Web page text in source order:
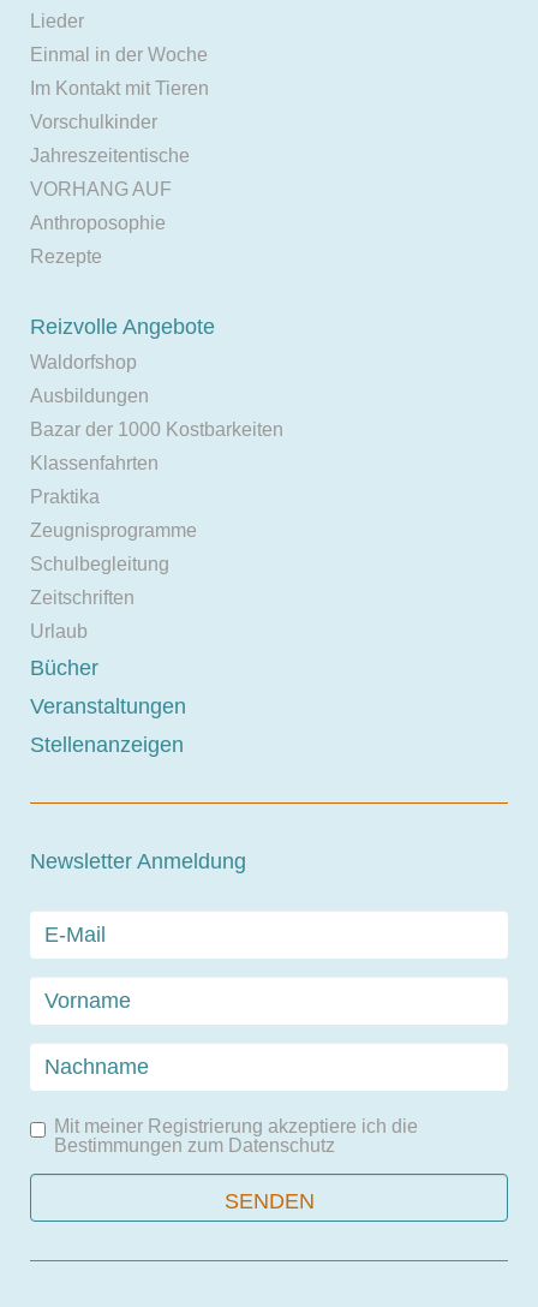
Lieder
Einmal in der Woche
Im Kontakt mit Tieren
Vorschulkinder
Jahreszeitentische
VORHANG AUF
Anthroposophie
Rezepte
Reizvolle Angebote
Waldorfshop
Ausbildungen
Bazar der 1000 Kostbarkeiten
Klassenfahrten
Praktika
Zeugnisprogramme
Schulbegleitung
Zeitschriften
Urlaub
Bücher
Veranstaltungen
Stellenanzeigen
Newsletter Anmeldung
Mit meiner Registrierung akzeptiere ich die
Bestimmungen zum Datenschutz